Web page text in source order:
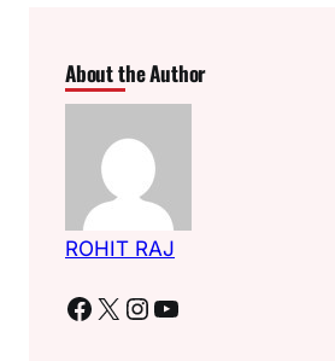
About the Author
ROHIT RAJ
Facebook X Instagram YouTube